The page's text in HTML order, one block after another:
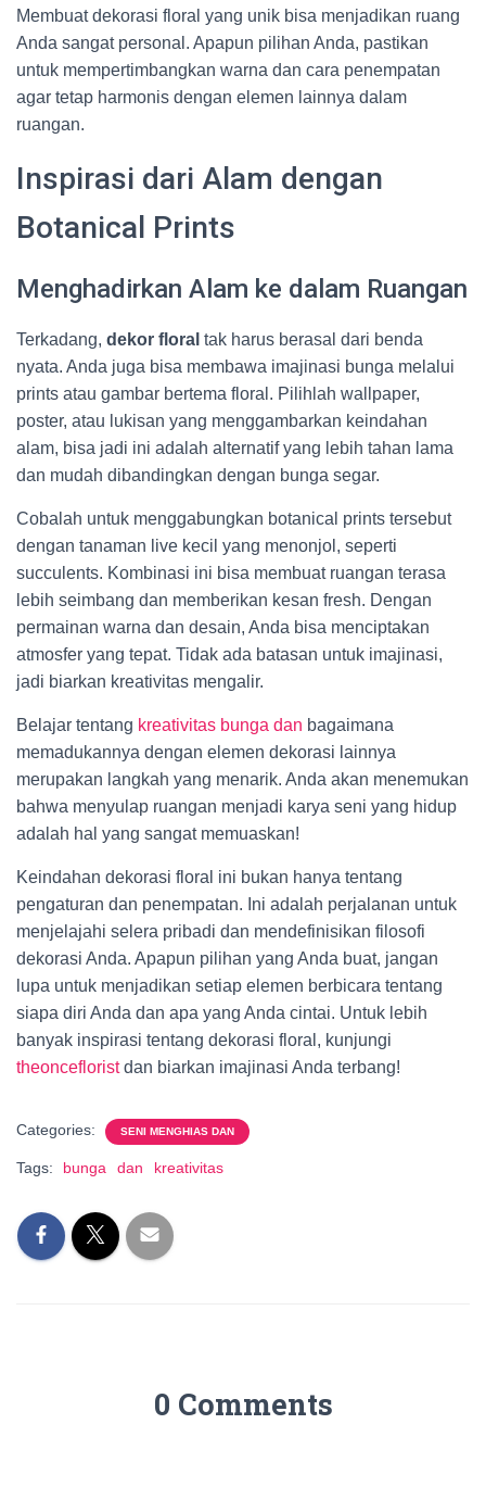
Membuat dekorasi floral yang unik bisa menjadikan ruang
Anda sangat personal. Apapun pilihan Anda, pastikan
untuk mempertimbangkan warna dan cara penempatan
agar tetap harmonis dengan elemen lainnya dalam
ruangan.
Inspirasi dari Alam dengan
Botanical Prints
Menghadirkan Alam ke dalam Ruangan
Terkadang, dekor floral tak harus berasal dari benda
nyata. Anda juga bisa membawa imajinasi bunga melalui
prints atau gambar bertema floral. Pilihlah wallpaper,
poster, atau lukisan yang menggambarkan keindahan
alam, bisa jadi ini adalah alternatif yang lebih tahan lama
dan mudah dibandingkan dengan bunga segar.
Cobalah untuk menggabungkan botanical prints tersebut
dengan tanaman live kecil yang menonjol, seperti
succulents. Kombinasi ini bisa membuat ruangan terasa
lebih seimbang dan memberikan kesan fresh. Dengan
permainan warna dan desain, Anda bisa menciptakan
atmosfer yang tepat. Tidak ada batasan untuk imajinasi,
jadi biarkan kreativitas mengalir.
Belajar tentang kreativitas bunga dan bagaimana
memadukannya dengan elemen dekorasi lainnya
merupakan langkah yang menarik. Anda akan menemukan
bahwa menyulap ruangan menjadi karya seni yang hidup
adalah hal yang sangat memuaskan!
Keindahan dekorasi floral ini bukan hanya tentang
pengaturan dan penempatan. Ini adalah perjalanan untuk
menjelajahi selera pribadi dan mendefinisikan filosofi
dekorasi Anda. Apapun pilihan yang Anda buat, jangan
lupa untuk menjadikan setiap elemen berbicara tentang
siapa diri Anda dan apa yang Anda cintai. Untuk lebih
banyak inspirasi tentang dekorasi floral, kunjungi
theoncefloristdan biarkan imajinasi Anda terbang!
Categories: SENI MENGHIAS DAN
Tags: bunga dan kreativitas
0 Comments